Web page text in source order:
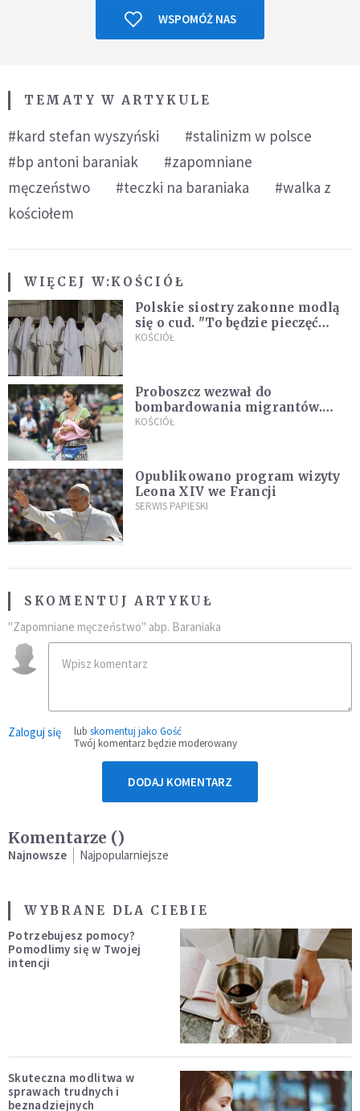
WSPOMÓŻ NAS
TEMATY W ARTYKULE
#kard stefan wyszyński
#stalinizm w polsce
#bp antoni baraniak
#zapomniane
męczeństwo
#teczki na baraniaka
#walka z
kościołem
WIĘCEJ W:KOŚCIÓŁ
Polskie siostry zakonne modlą
się o cud. "To będzie pieczęć
Pana Boga dla naszej wiary"
KOŚCIÓŁ
Proboszcz wezwał do
bombardowania migrantów.
"Masowy ogień przeciwko
KOŚCIÓŁ
Opublikowano program wizyty
Leona XIV we Francji
SERWIS PAPIESKI
SKOMENTUJ ARTYKUŁ
"Zapomniane męczeństwo" abp. Baraniaka
Zaloguj się lub skomentuj jako Gość
Twój komentarz będzie moderowany
DODAJ KOMENTARZ
Komentarze ()
Najnowsze Najpopularniejsze
WYBRANE DLA CIEBIE
Potrzebujesz pomocy?
Pomodlimy się w Twojej
intencji
Skuteczna modlitwa w
sprawach trudnych i
beznadziejnych